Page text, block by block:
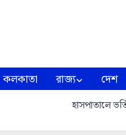
কলকাতা রাজ্য দেশ
হাসপাতালে